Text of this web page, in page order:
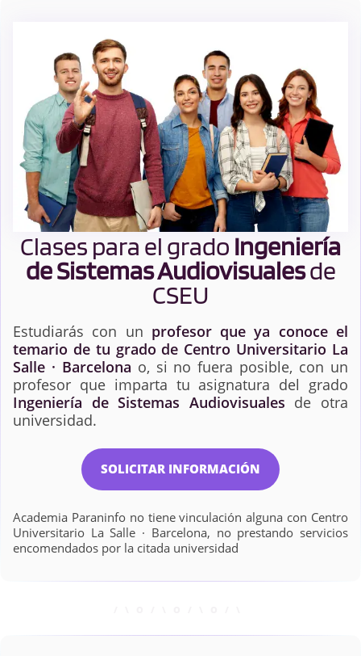
Clases para el grado Ingeniería
de Sistemas Audiovisualesde
CSEU
Estudiarás con un profesor que ya conoce el
temario de tu grado de Centro Universitario La
Salle · Barcelona o, si no fuera posible, con un
profesor que imparta tu asignatura del grado
Ingeniería de Sistemas Audiovisuales de otra
universidad.
SOLICITAR INFORMACIÓN
Academia Paraninfo no tiene vinculación alguna con Centro
Universitario La Salle · Barcelona, no prestando servicios
encomendados por la citada universidad